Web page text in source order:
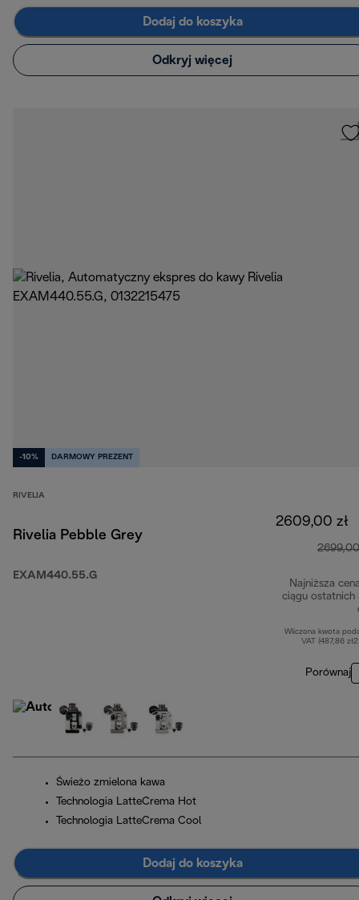
Dodaj do koszyka
Odkryj więcej
-10% DARMOWY PREZENT
RIVELIA
Rivelia Pebble Grey
EXAM440.55.G
2609,00 zł
2699,00
Najniższa
ciągu ostatnich
Wliczona kwota
VAT (487,86
Porównaj
Świeżo zmielona kawa
Technologia LatteCrema Hot
Technologia LatteCrema Cool
Dodaj do koszyka